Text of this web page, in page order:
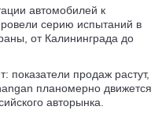
автомобилей к
серию испытаний в
от Калининграда до
показатели продаж растут,
планомерно движется
авторынка.